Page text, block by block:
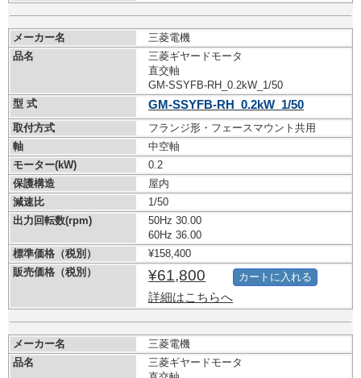
メーカー名
三菱電機
品名
三菱ギヤードモータ
直交軸
GM-SSYFB-RH_0.2kW_1/50
型 式
GM-SSYFB-RH_0.2kW_1/50
取付方式
フランジ形・フェースマウント共用
軸
中空軸
モーター(kW)
0.2
保護構造
屋内
減速比
1/50
出力回転数(rpm)
50Hz 30.00
60Hz 36.00
標準価格（税別）
¥158,400
販売価格（税別）
¥61,800
詳細はこちらへ
カートに入れる
メーカー名
三菱電機
品名
三菱ギヤードモータ